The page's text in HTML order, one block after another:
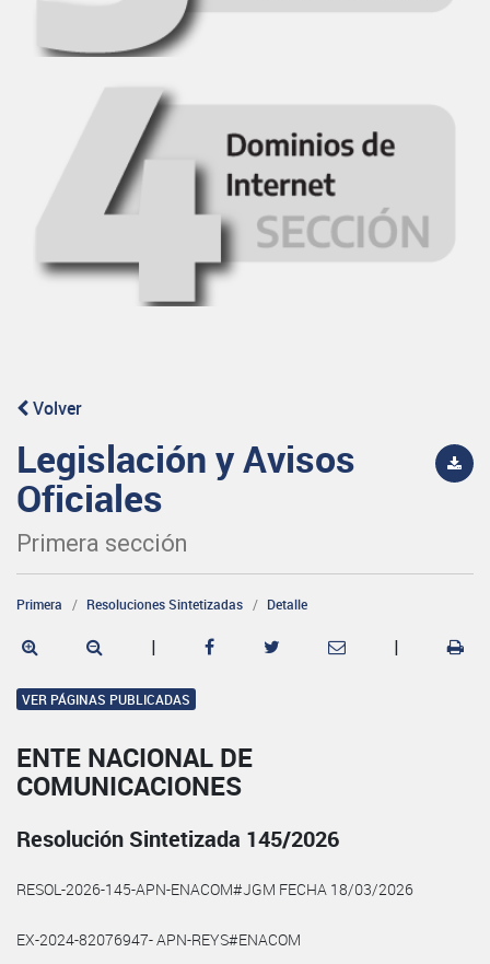
Volver
Legislación y Avisos
Oficiales
Primera sección
Primera Resoluciones Sintetizadas Detalle
| |
VER PÁGINAS PUBLICADAS
ENTE NACIONAL DE
COMUNICACIONES
Resolución Sintetizada 145/2026
RESOL-2026-145-APN-ENACOM#JGM FECHA 18/03/2026
EX-2024-82076947- APN-REYS#ENACOM